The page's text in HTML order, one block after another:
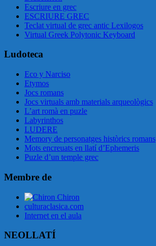
Escriure en grec
ESCRIURE GREC
Teclat virtual de grec antic Lexilogos
Virtual Greek Polytonic Keyboard
Ludoteca
Eco y Narciso
Etymos
Jocs romans
Jocs virtuals amb materials arqueològics
L’art romà en puzle
Labyrinthos
LUDERE
Memory de personatges històrics romans
Mots encreuats en llatí d’Ephemeris
Puzle d’un temple grec
Membre de
Chiron
culturaclasica.com
Internet en el aula
NEOLLATÍ